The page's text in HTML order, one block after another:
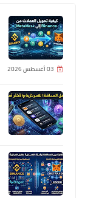
03 أغسطس 2026